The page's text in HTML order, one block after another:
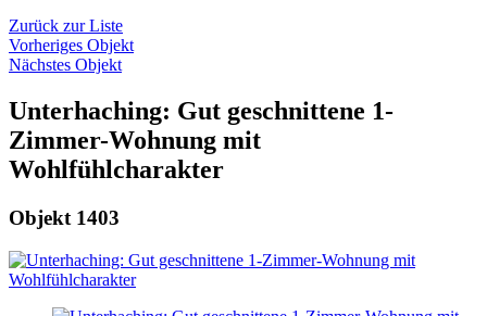
Zurück zur Liste
Vorheriges Objekt
Nächstes Objekt
Unterhaching: Gut geschnittene 1-
Zimmer-Wohnung mit
Wohlfühlcharakter
Objekt 1403